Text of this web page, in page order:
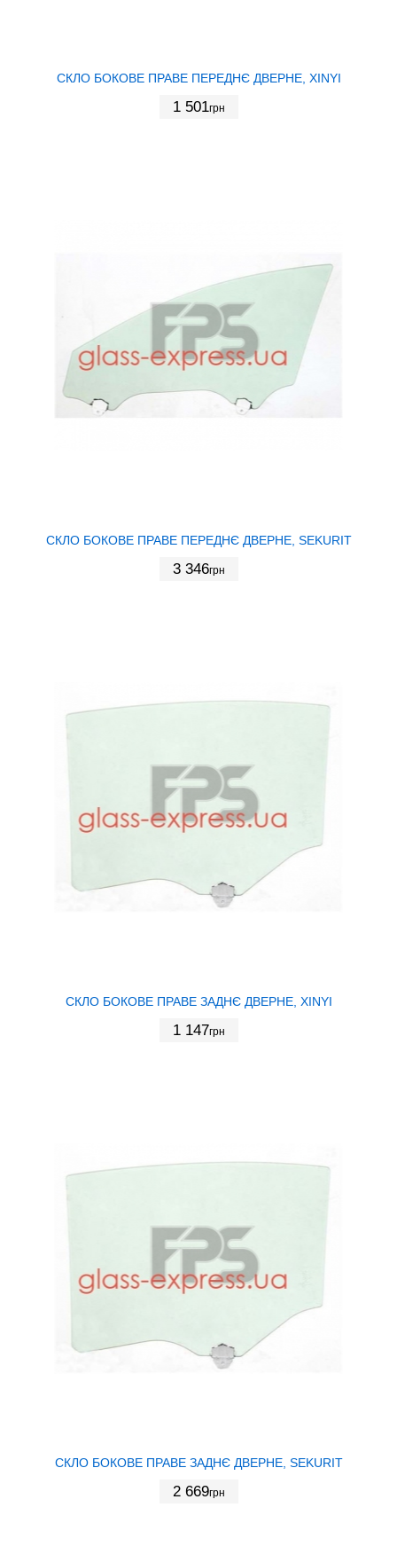
СКЛО БОКОВЕ ПРАВЕ ПЕРЕДНЄ ДВЕРНЕ, XINYI
1 501грн
СКЛО БОКОВЕ ПРАВЕ ПЕРЕДНЄ ДВЕРНЕ, SEKURIT
3 346грн
СКЛО БОКОВЕ ПРАВЕ ЗАДНЄ ДВЕРНЕ, XINYI
1 147грн
СКЛО БОКОВЕ ПРАВЕ ЗАДНЄ ДВЕРНЕ, SEKURIT
2 669грн